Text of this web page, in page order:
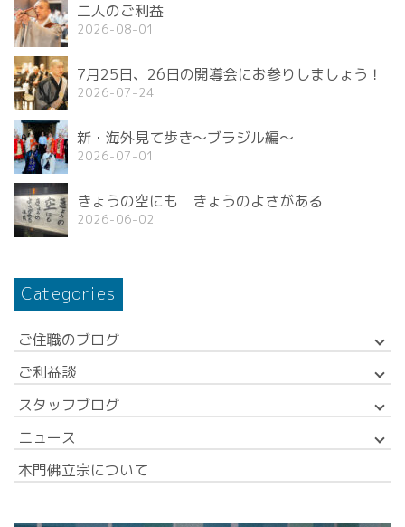
二人のご利益
2026-08-01
7月25日、26日の開導会にお参りしましょう！
2026-07-24
新・海外見て歩き〜ブラジル編〜
2026-07-01
きょうの空にも きょうのよさがある
2026-06-02
Categories
ご住職のブログ
ご利益談
スタッフブログ
ニュース
本門佛立宗について